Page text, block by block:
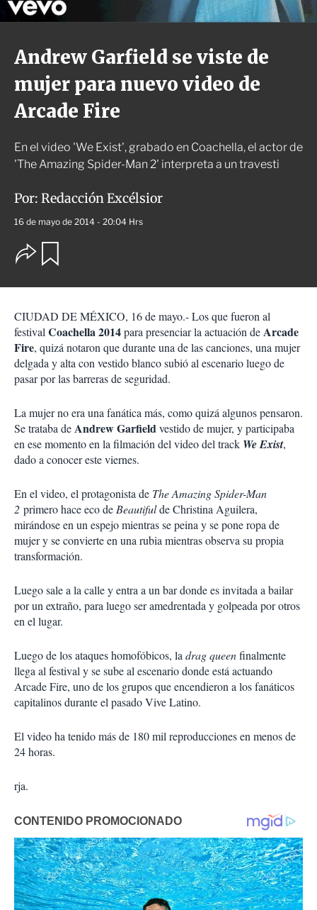
Andrew Garfield se viste de
mujer para nuevo video de
Arcade Fire
En el video 'We Exist', grabado en Coachella, el actor de
'The Amazing Spider-Man 2' interpreta a un travesti
Por: Redacción Excélsior
16 de mayo de 2014 - 20:04 Hrs
O
p
i
n
e
d
e
c
m
p
a
r
t
r
r
a
r
CIUDAD DE MÉXICO, 16 de mayo.- Los que fueron al
festival Coachella 2014para presenciar la actuación deArcade
Fire, quizá notaron que durante una de las canciones, una mujer
delgada y alta con vestido blanco subió al escenario luego de
pasar por las barreras de seguridad.
La mujer no era una fanática más, como quizá algunos pensaron.
Se trataba deAndrew Garfieldvestido de mujer, y participaba
en ese momento en la filmación del video del track We Exist,
dado a conocer este viernes.
En el video, el protagonista de The Amazing Spider-Man
2 primero hace eco de Beautifulde Christina Aguilera,
mirándose en un espejo mientras se peina y se pone ropa de
mujer y se convierte en una rubia mientras observa su propia
transformación.
Luego sale a la calle y entra a un bar donde es invitada a bailar
por un extraño, para luego ser amedrentada y golpeada por otros
en el lugar.
Luego de los ataques homofóbicos, la drag queenfinalmente
llega al festival y se sube al escenario donde está actuando
Arcade Fire, uno de los grupos que encendieron a los fanáticos
capitalinos durante el pasado Vive Latino.
El video ha tenido más de 180 mil reproducciones en menos de
24 horas.
rja.